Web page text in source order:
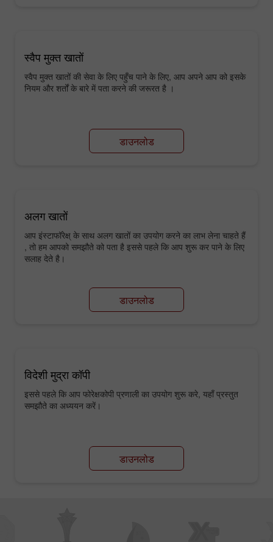
स्वैप मुक्त खातों
स्वैप मुक्त खातों की सेवा के लिए पहुँच पाने के लिए, आप अपने आप को इसके
नियम और शर्तों के बारे में पता करने की जरूरत है ।
डाउनलोड
अलग खातों
आप इंस्टाफॉरेक्ष् के साथ अलग खातों का उपयोग करने का लाभ लेना चाहते हैं
, तो हम आपको समझौते को पता है इससे पहले कि आप शुरू कर पाने के लिए
सलाह देते है।
डाउनलोड
विदेशी मुद्रा कॉपी
इससे पहले कि आप फोरेक्षकोपी प्रणाली का उपयोग शुरू करे, यहाँ प्रस्तुत
समझौते का अध्ययन करें।
डाउनलोड